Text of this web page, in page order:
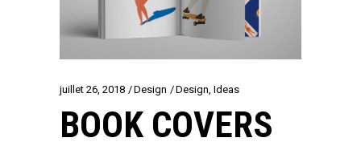
juillet 26, 2018 Design Design, Ideas
BOOK COVERS